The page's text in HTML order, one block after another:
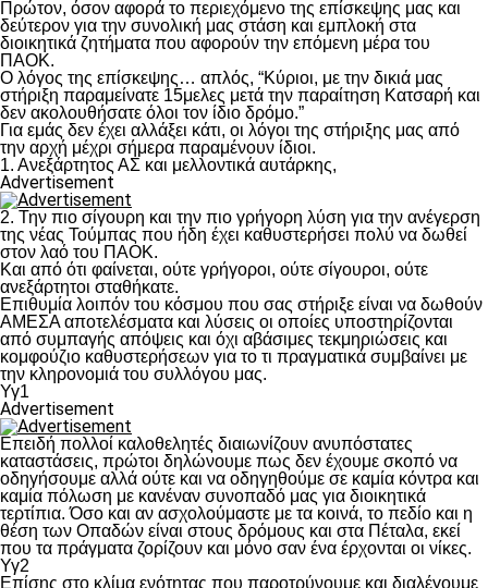
Πρώτον, όσον αφορά το περιεχόμενο της επίσκεψης μας και
δεύτερον για την συνολική μας στάση και εμπλοκή στα
διοικητικά ζητήματα που αφορούν την επόμενη μέρα του
ΠΑΟΚ.
Ο λόγος της επίσκεψης… απλός, “Κύριοι, με την δικιά μας
στήριξη παραμείνατε 15μελες μετά την παραίτηση Κατσαρή και
δεν ακολουθήσατε όλοι τον ίδιο δρόμο.”
Για εμάς δεν έχει αλλάξει κάτι, οι λόγοι της στήριξης μας από
την αρχή μέχρι σήμερα παραμένουν ίδιοι.
1. Ανεξάρτητος ΑΣ και μελλοντικά αυτάρκης,
Advertisement
2. Την πιο σίγουρη και την πιο γρήγορη λύση για την ανέγερση
της νέας Τούμπας που ήδη έχει καθυστερήσει πολύ να δωθεί
στον λαό του ΠΑΟΚ.
Και από ότι φαίνεται, ούτε γρήγοροι, ούτε σίγουροι, ούτε
ανεξάρτητοι σταθήκατε.
Επιθυμία λοιπόν του κόσμου που σας στήριξε είναι να δωθούν
ΑΜΕΣΑ αποτελέσματα και λύσεις οι οποίες υποστηρίζονται
από συμπαγής απόψεις και όχι αβάσιμες τεκμηριώσεις και
κομφούζιο καθυστερήσεων για το τι πραγματικά συμβαίνει με
την κληρονομιά του συλλόγου μας.
Υγ1
Advertisement
Επειδή πολλοί καλοθελητές διαιωνίζουν ανυπόστατες
καταστάσεις, πρώτοι δηλώνουμε πως δεν έχουμε σκοπό να
οδηγήσουμε αλλά ούτε και να οδηγηθούμε σε καμία κόντρα και
καμία πόλωση με κανέναν συνοπαδό μας για διοικητικά
τερτίπια. Όσο και αν ασχολούμαστε με τα κοινά, το πεδίο και η
θέση των Οπαδών είναι στους δρόμους και στα Πέταλα, εκεί
που τα πράγματα ζορίζουν και μόνο σαν ένα έρχονται οι νίκες.
Υγ2
Επίσης στο κλίμα ενότητας που παροτρύνουμε και διαλέγουμε